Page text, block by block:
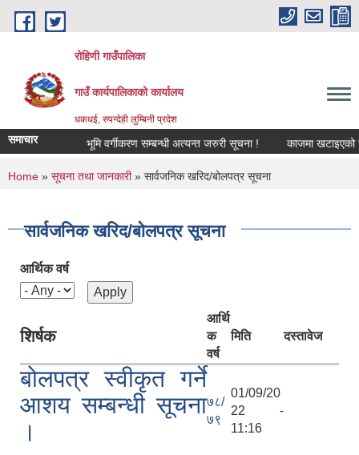
Skip to main content
रोहिणी गाउँपालिका
गाउँ कार्यपालिकाको कार्यालय
धकधई, रुपन्देही लुम्बिनी प्रदेश
समाचार
सूचना ! भूमि वर्गीकरण सम्बन्धी अत्यन्त जरुरी सूचना ! काजमा खटाइएको
You are here
Home » सूचना तथा जानकारी» सार्वजनिक खरिद/बोलपत्र सूचना
सार्वजनिक खरिद/बोलपत्र सूचना
आर्थिक वर्ष
शिर्षक
आर्थि
क
वर्ष
मिति दस्तावेज
बोलपत्र स्वीकृत गर्ने
आशय सम्बन्धी सूचना
।
७८/
७९
01/09/20
22 -
11:16